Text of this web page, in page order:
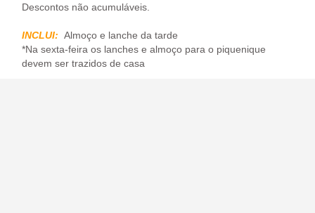
Descontos não acumuláveis.
INCLUI: Almoço e lanche da tarde
*Na sexta-feira os lanches e almoço para o piquenique
devem ser trazidos de casa